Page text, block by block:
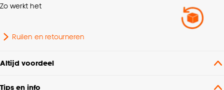
Zo werkt het
Ruilen en retourneren
Altijd voordeel
Tips en info